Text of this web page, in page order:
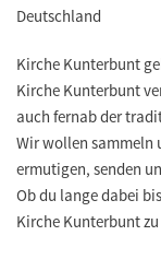
Deutschland
Kirche Kunterbunt
Kirche Kunterbunt
auch fernab der
Wir wollen sammeln
ermutigen, senden
Ob du lange dabei
Kirche Kunterbunt